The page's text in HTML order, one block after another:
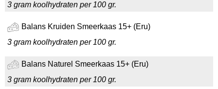
3 gram koolhydraten per 100 gr.
Balans Kruiden Smeerkaas 15+ (Eru)
3 gram koolhydraten per 100 gr.
Balans Naturel Smeerkaas 15+ (Eru)
3 gram koolhydraten per 100 gr.